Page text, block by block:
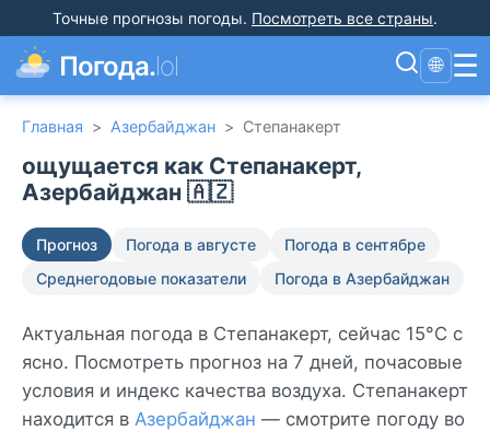
Точные прогнозы погоды. Посмотреть все страны.
Погода.lol 🌐 ☰
Главная > Азербайджан > Степанакерт
ощущается как Степанакерт,
Азербайджан 🇦🇿
Прогноз Погода в августе
Погода в сентябре
Среднегодовые показатели
Погода в Азербайджан
Актуальная погода в Степанакерт, сейчас 15°C с
ясно. Посмотреть прогноз на 7 дней, почасовые
условия и индекс качества воздуха. Степанакерт
находится в Азербайджан — смотрите погоду во